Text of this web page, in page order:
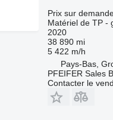
Prix sur
Matériel de TP -
2020
38 890 mi
5 422 m/h
Pays-Bas,
PFEIFER Sales
Contacter le